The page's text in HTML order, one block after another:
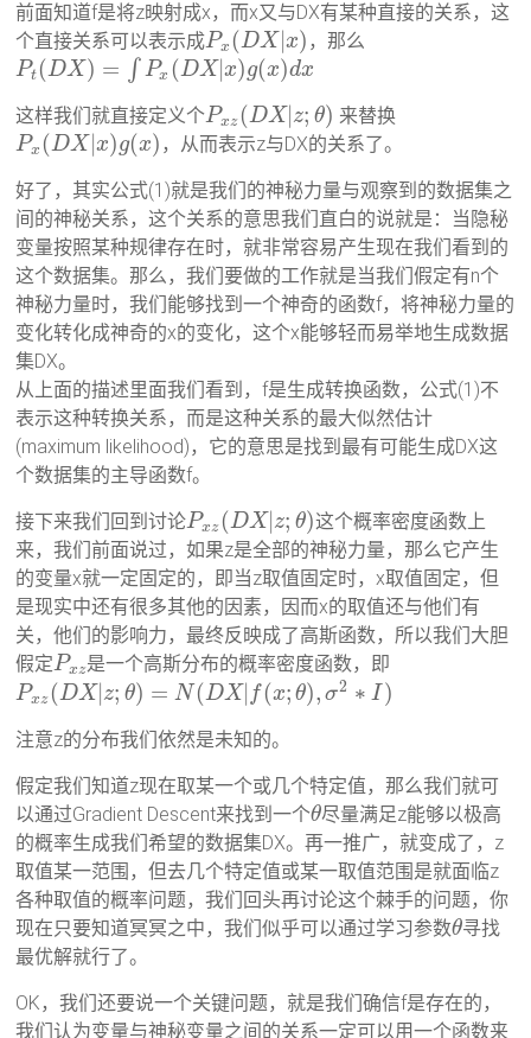
前面知道f是将z映射成x，而x又与DX有某种直接的关系，这
个直接关系可以表示成Px (DX|x) ，那么
Pt (DX) = ∫ Px (DX|x)g(x)dx
这样我们就直接定义个Pxz (DX|z; θ) 来替换
Px (DX|x)g(x) ，从而表示z与DX的关系了。
好了，其实公式(1)就是我们的神秘力量与观察到的数据集之
间的神秘关系，这个关系的意思我们直白的说就是：当隐秘
变量按照某种规律存在时，就非常容易产生现在我们看到的
这个数据集。那么，我们要做的工作就是当我们假定有n个
神秘力量时，我们能够找到一个神奇的函数f，将神秘力量的
变化转化成神奇的x的变化，这个x能够轻而易举地生成数据
集DX。
从上面的描述里面我们看到，f是生成转换函数，公式(1)不
表示这种转换关系，而是这种关系的最大似然估计
(maximum likelihood)，它的意思是找到最有可能生成DX这
个数据集的主导函数f。
接下来我们回到讨论Pxz (DX|z; θ)这个概率密度函数上
来，我们前面说过，如果z是全部的神秘力量，那么它产生
的变量x就一定固定的，即当z取值固定时，x取值固定，但
是现实中还有很多其他的因素，因而x的取值还与他们有
关，他们的影响力，最终反映成了高斯函数，所以我们大胆
假定Pxz是一个高斯分布的概率密度函数，即
Pxz (DX|z; θ) = N (DX| f(x; θ), σ2 ∗ I )
注意z的分布我们依然是未知的。
假定我们知道z现在取某一个或几个特定值，那么我们就可
以通过Gradient Descent来找到一个θ尽量满足z能够以极高
的概率生成我们希望的数据集DX。再一推广，就变成了，z
取值某一范围，但去几个特定值或某一取值范围是就面临z
各种取值的概率问题，我们回头再讨论这个棘手的问题，你
现在只要知道冥冥之中，我们似乎可以通过学习参数θ寻找
最优解就行了。
OK，我们还要说一个关键问题，就是我们确信f是存在的，
我们认为变量与神秘变量之间的关系一定可以用一个函数来